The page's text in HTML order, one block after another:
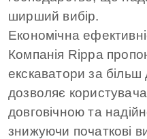
ширший вибір.
Економічна
Компанія Rippa
екскаватори за
дозволяє
довговічною та
знижуючи початкові